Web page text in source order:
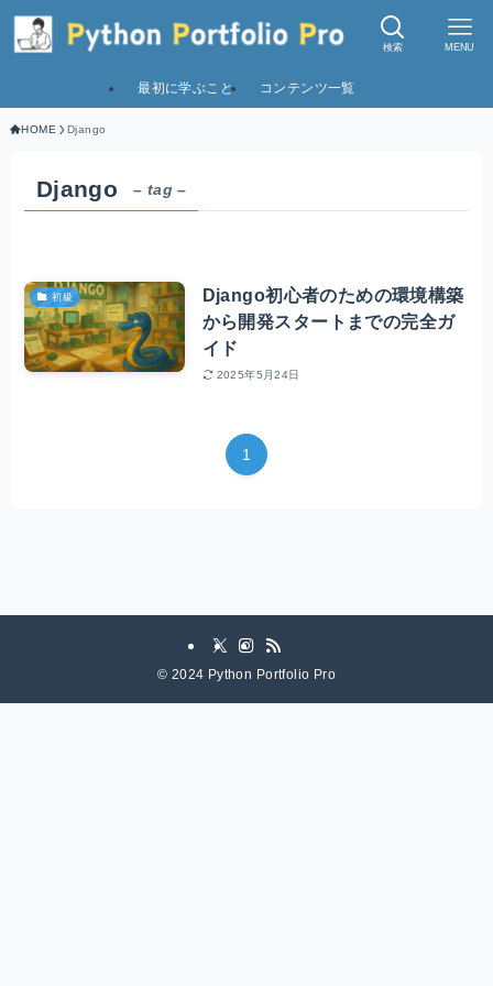
検索 MENU
最初に学ぶこと コンテンツ一覧
HOME Django
Django – tag –
初級
Django初心者のための環境構築
から開発スタートまでの完全ガ
イド
2025年5月24日
1
© 2024 Python Portfolio Pro